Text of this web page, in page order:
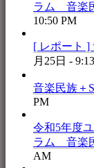
ラム 音楽
10:50 PM
[ レポート ]
月25日 -
音楽民族＋
PM
令和5年度
ラム 音楽
AM